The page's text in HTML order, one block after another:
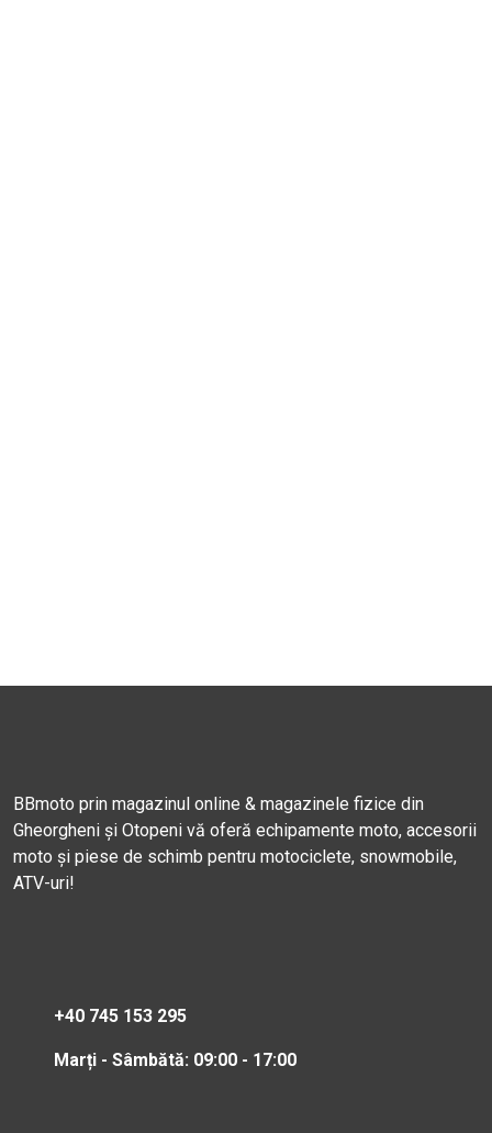
BBmoto prin magazinul online & magazinele fizice din
Gheorgheni și Otopeni vă oferă echipamente moto, accesorii
moto și piese de schimb pentru motociclete, snowmobile,
ATV-uri!
+40 745 153 295
Marți - Sâmbătă: 09:00 - 17:00